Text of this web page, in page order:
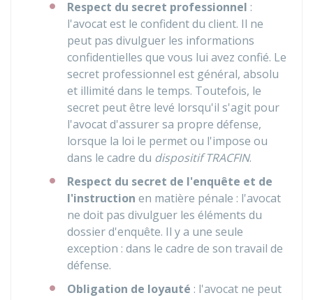
Respect du secret professionnel :
l'avocat est le confident du client. Il ne
peut pas divulguer les informations
confidentielles que vous lui avez confié. Le
secret professionnel est général, absolu
et illimité dans le temps. Toutefois, le
secret peut être levé lorsqu'il s'agit pour
l'avocat d'assurer sa propre défense,
lorsque la loi le permet ou l'impose ou
dans le cadre du dispositif TRACFIN.
Respect du secret de l'enquête et de
l'instruction en matière pénale : l'avocat
ne doit pas divulguer les éléments du
dossier d'enquête. Il y a une seule
exception : dans le cadre de son travail de
défense.
Obligation de loyauté : l'avocat ne peut